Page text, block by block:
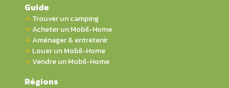
Guide
Trouver un camping
Acheter un Mobil-Home
Aménager & entretenir
Louer un Mobil-Home
Vendre un Mobil-Home
Régions